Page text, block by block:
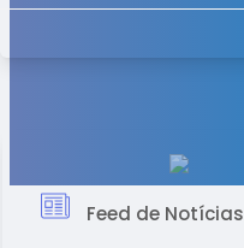
Feed de Notícias